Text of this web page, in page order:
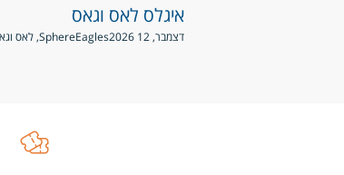
איגלס לאס וגאס
דצמבר, 12 2026 EaglesSphere, לאס וגאס, ארצות הברית